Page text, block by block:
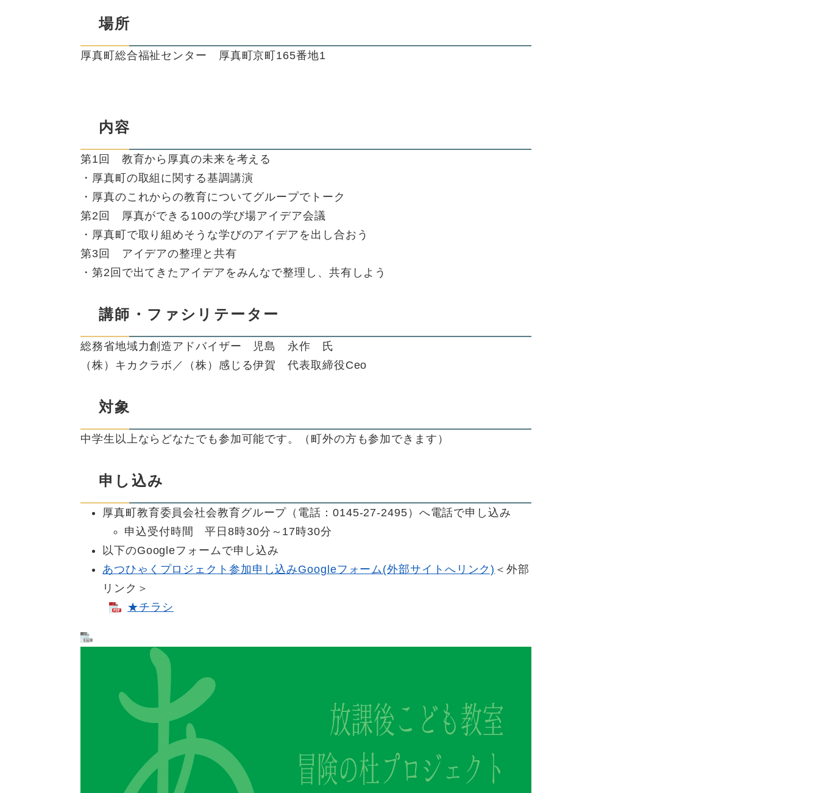
場所
厚真町総合福祉センター 厚真町京町165番地1
内容
第1回 教育から厚真の未来を考える
・厚真町の取組に関する基調講演
・厚真のこれからの教育についてグループでトーク
第2回 厚真ができる100の学び場アイデア会議
・厚真町で取り組めそうな学びのアイデアを出し合おう
第3回 アイデアの整理と共有
・第2回で出てきたアイデアをみんなで整理し、共有しよう
講師・ファシリテーター
総務省地域力創造アドバイザー 児島 永作 氏
（株）キカクラボ／（株）感じる伊賀 代表取締役Ceo
対象
中学生以上ならどなたでも参加可能です。（町外の方も参加できます）
申し込み
厚真町教育委員会社会教育グループ（電話：0145-27-2495）へ電話で申し込み
申込受付時間 平日8時30分～17時30分
以下のGoogleフォームで申し込み
あつひゃくプロジェクト参加申し込みGoogleフォーム(外部サイトへリンク) ＜外部
リンク＞
★チラシ